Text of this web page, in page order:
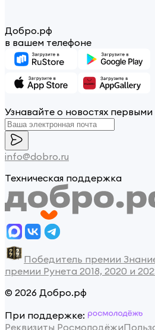
Добро.рф
в вашем телефоне
Узнавайте о новостях первыми
info@dobro.ru
Техническая поддержка
Победитель премии
премии Рунета 2018, 2020 и
© 2026 Добро.рф
При поддержке:
Реквизиты Росмолодёжи